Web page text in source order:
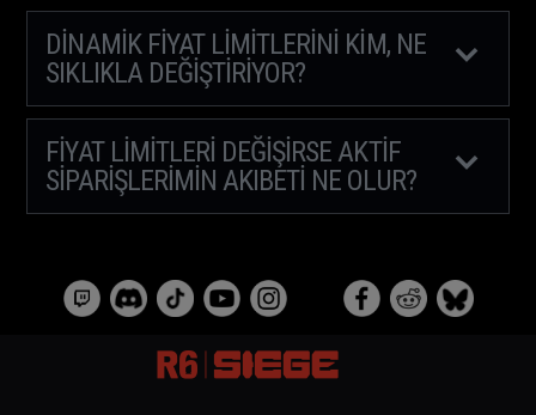
DINAMIK FIYAT LIMITLERINI KIM, NE
SIKLIKLA DEĞIŞTIRIYOR?
FIYAT LIMITLERI DEĞIŞIRSE AKTIF
SIPARIŞLERIMIN AKIBETI NE OLUR?